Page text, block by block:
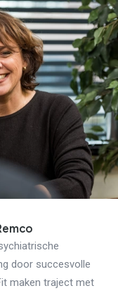
door succesvolle
maken traject met